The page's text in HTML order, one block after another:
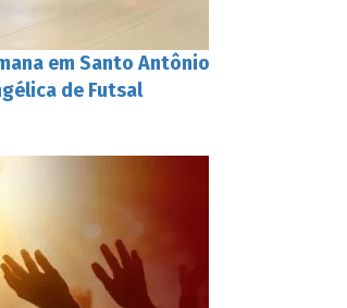
em Santo Antônio
de Futsal